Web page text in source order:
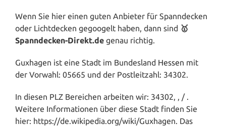
Wenn Sie hier einen guten Anbieter für Spanndecken
oder Lichtdecken gegoogelt haben, dann sind 🥇
Spanndecken-Direkt.de genau richtig.
Guxhagen ist eine Stadt im Bundesland Hessen mit
der Vorwahl: 05665 und der Postleitzahl: 34302.
In diesen PLZ Bereichen arbeiten wir: 34302, , / .
Weitere Informationen über diese Stadt finden Sie
hier: https://de.wikipedia.org/wiki/Guxhagen. Das